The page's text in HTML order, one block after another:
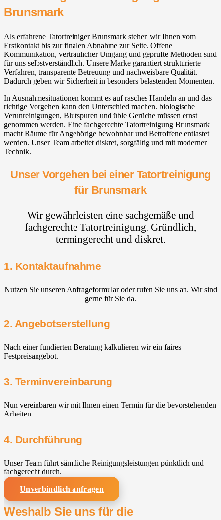
Brunsmark
Als erfahrene Tatortreiniger Brunsmark stehen wir Ihnen vom
Erstkontakt bis zur finalen Abnahme zur Seite. Offene
Kommunikation, vertraulicher Umgang und geprüfte Methoden sind
für uns selbstverständlich. Unsere Marke garantiert strukturierte
Verfahren, transparente Betreuung und nachweisbare Qualität.
Dadurch geben wir Sicherheit in besonders belastenden Momenten.
In Ausnahmesituationen kommt es auf rasches Handeln an und das
richtige Vorgehen kann den Unterschied machen. biologische
Verunreinigungen, Blutspuren und üble Gerüche müssen ernst
genommen werden. Eine fachgerechte Tatortreinigung Brunsmark
macht Räume für Angehörige bewohnbar und Betroffene entlastet
werden. Unser Team arbeitet diskret, sorgfältig und mit moderner
Technik.
Unser Vorgehen bei einer Tatortreinigung
für Brunsmark
Wir gewährleisten eine sachgemäße und
fachgerechte Tatortreinigung. Gründlich,
termingerecht und diskret.
1. Kontaktaufnahme
Nutzen Sie unseren Anfrageformular oder rufen Sie uns an. Wir sind
gerne für Sie da.
2. Angebotserstellung
Nach einer fundierten Beratung kalkulieren wir ein faires
Festpreisangebot.
3. Terminvereinbarung
Nun vereinbaren wir mit Ihnen einen Termin für die bevorstehenden
Arbeiten.
4. Durchführung
Unser Team führt sämtliche Reinigungsleistungen pünktlich und
fachgerecht durch.
Unverbindlich anfragen
Weshalb Sie uns für die